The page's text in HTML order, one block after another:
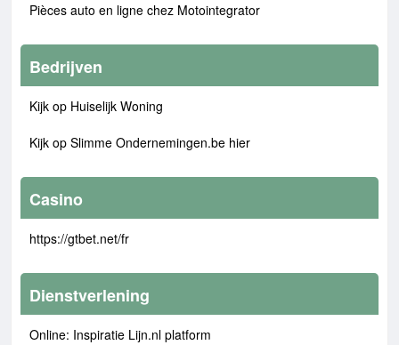
Pièces auto en ligne chez Motointegrator
Bedrijven
Kijk op Huiselijk Woning
Kijk op Slimme Ondernemingen.be hier
Casino
https://gtbet.net/fr
Dienstverlening
Online: Inspiratie Lijn.nl platform